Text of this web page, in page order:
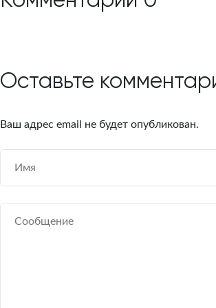
Оставьте
Ваш адрес email не будет опубликован.